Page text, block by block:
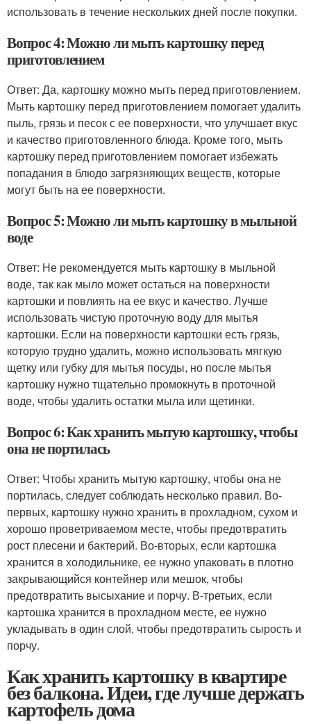
использовать в течение нескольких дней после покупки.
Вопрос 4: Можно ли мыть картошку перед
приготовлением
Ответ: Да, картошку можно мыть перед приготовлением.
Мыть картошку перед приготовлением помогает удалить
пыль, грязь и песок с ее поверхности, что улучшает вкус
и качество приготовленного блюда. Кроме того, мыть
картошку перед приготовлением помогает избежать
попадания в блюдо загрязняющих веществ, которые
могут быть на ее поверхности.
Вопрос 5: Можно ли мыть картошку в мыльной
воде
Ответ: Не рекомендуется мыть картошку в мыльной
воде, так как мыло может остаться на поверхности
картошки и повлиять на ее вкус и качество. Лучше
использовать чистую проточную воду для мытья
картошки. Если на поверхности картошки есть грязь,
которую трудно удалить, можно использовать мягкую
щетку или губку для мытья посуды, но после мытья
картошку нужно тщательно промокнуть в проточной
воде, чтобы удалить остатки мыла или щетинки.
Вопрос 6: Как хранить мытую картошку, чтобы
она не портилась
Ответ: Чтобы хранить мытую картошку, чтобы она не
портилась, следует соблюдать несколько правил. Во-
первых, картошку нужно хранить в прохладном, сухом и
хорошо проветриваемом месте, чтобы предотвратить
рост плесени и бактерий. Во-вторых, если картошка
хранится в холодильнике, ее нужно упаковать в плотно
закрывающийся контейнер или мешок, чтобы
предотвратить высыхание и порчу. В-третьих, если
картошка хранится в прохладном месте, ее нужно
укладывать в один слой, чтобы предотвратить сырость и
порчу.
Как хранить картошку в квартире
без балкона. Идеи, где лучше держать
картофель дома